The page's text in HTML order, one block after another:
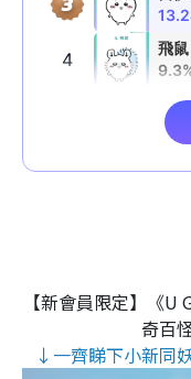
【新會員限定】《
奇百
↓一齊睇下小新同